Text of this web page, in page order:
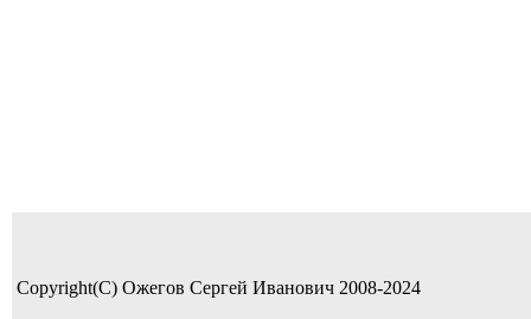
Copyright(C) Ожегов Сергей Иванович 2008-2024